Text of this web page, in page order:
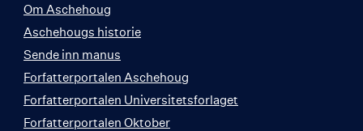
Om Aschehoug
Aschehougs historie
Sende inn manus
Forfatterportalen Aschehoug
Forfatterportalen Universitetsforlaget
Forfatterportalen Oktober